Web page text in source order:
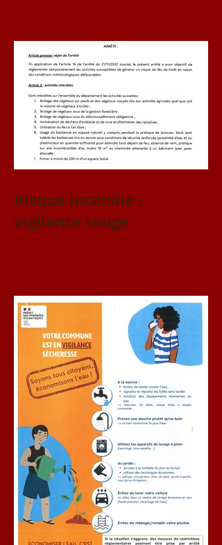
Risque incendie :
vigilance rouge